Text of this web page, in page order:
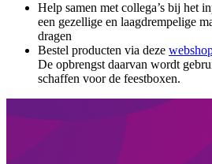
Help samen met collega’s bij het
een gezellige en laagdrempelige
dragen
Bestel producten via deze
De opbrengst daarvan wordt
schaffen voor de feestboxen.